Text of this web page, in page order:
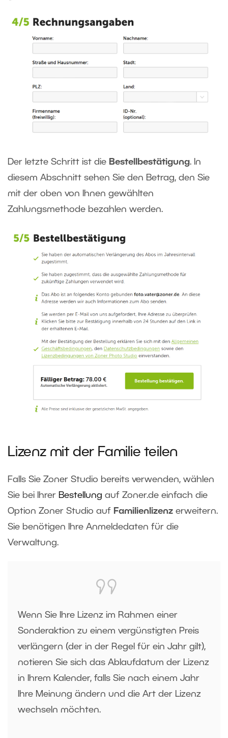
Der letzte Schritt ist die Bestellbestätigung. In
diesem Abschnitt sehen Sie den Betrag, den Sie
mit der oben von Ihnen gewählten
Zahlungsmethode bezahlen werden.
Lizenz mit der Familie teilen
Falls Sie Zoner Studio bereits verwenden, wählen
Sie bei Ihrer Bestellung auf Zoner.de einfach die
Option Zoner Studio auf Familienlizenz erweitern.
Sie benötigen Ihre Anmeldedaten für die
Verwaltung.
Wenn Sie Ihre Lizenz im Rahmen einer
Sonderaktion zu einem vergünstigten Preis
verlängern (der in der Regel für ein Jahr gilt),
notieren Sie sich das Ablaufdatum der Lizenz
in Ihrem Kalender, falls Sie nach einem Jahr
Ihre Meinung ändern und die Art der Lizenz
wechseln möchten.